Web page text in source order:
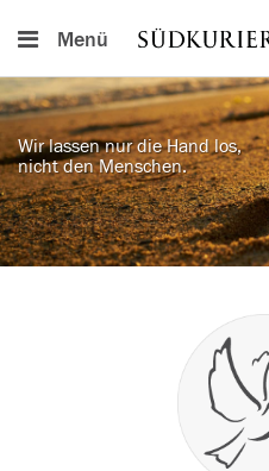
Menü
Wir lassen nur die Hand los,
nicht den Menschen.